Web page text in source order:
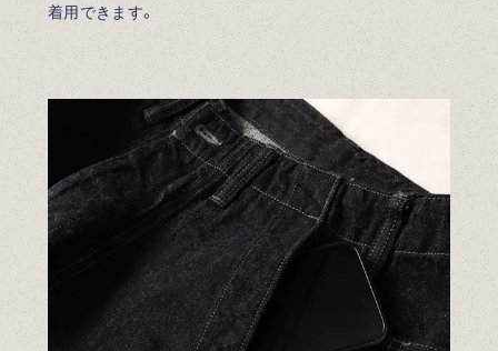
着用できます。